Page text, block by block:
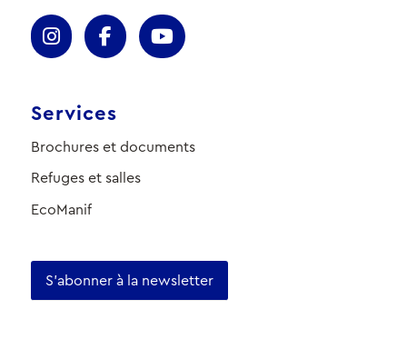
Services
Brochures et documents
Refuges et salles
EcoManif
S'abonner à la newsletter